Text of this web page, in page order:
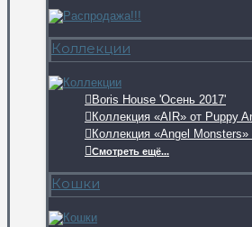
Коллекции
Boris House 'Осень 2017'
Коллекция «AIR» от Puppy
Коллекция «Angel Monsters»
Смотреть ещё...
Кошки